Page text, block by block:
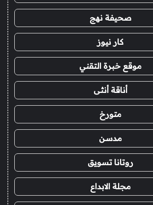
صحيفة نهج
كار نيوز
موقع خبرة التقني
أناقة أنثى
متورخ
مدسن
روتانا تسويق
مجلة الابداع